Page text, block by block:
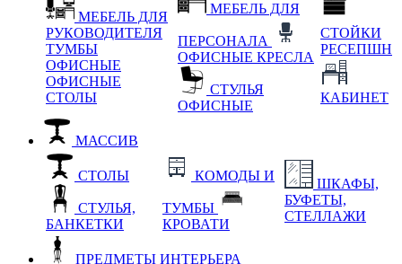
МЕБЕЛЬ ДЛЯ
РУКОВОДИТЕЛЯ
ТУМБЫ
ОФИСНЫЕ
ОФИСНЫЕ
СТОЛЫ
МЕБЕЛЬ ДЛЯ
ПЕРСОНАЛА
ОФИСНЫЕ КРЕСЛА
СТУЛЬЯ
ОФИСНЫЕ
СТОЙКИ
РЕСЕПШН
КАБИНЕТ
МАССИВ
СТОЛЫ
СТУЛЬЯ,
БАНКЕТКИ
КОМОДЫ И
ТУМБЫ
КРОВАТИ
ШКАФЫ,
БУФЕТЫ,
СТЕЛЛАЖИ
ПРЕДМЕТЫ ИНТЕРЬЕРА